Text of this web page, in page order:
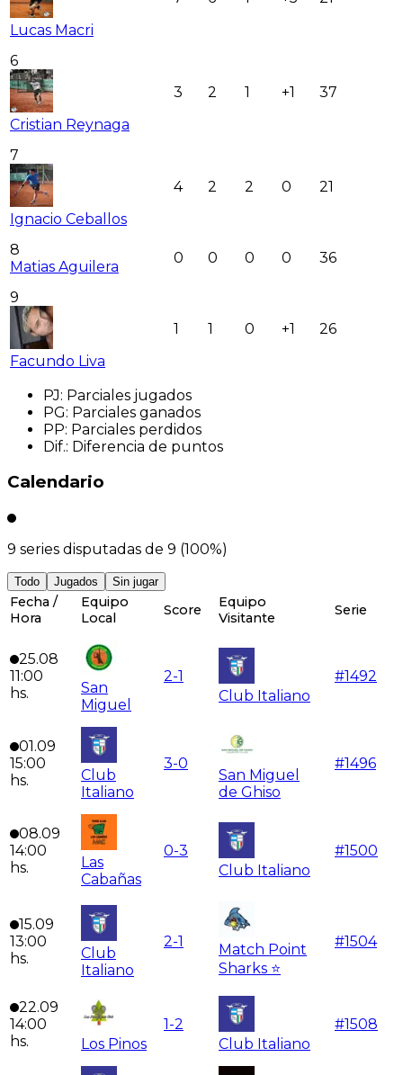
Lucas Macri
6
Cristian Reynaga
3 2 1 +1 37
7
Ignacio Ceballos
4 2 2 0 21
8
Matias Aguilera
0 0 0 0 36
9
Facundo Liva
1 1 0 +1 26
PJ: Parciales jugados
PG: Parciales ganados
PP: Parciales perdidos
Dif.: Diferencia de puntos
Calendario
9 series disputadas de 9 (100%)
Todo Jugados Sin jugar
Fecha /
Hora
Equipo
Local
Score
Equipo
Visitante
Serie
25.08
11:00
hs.
San
Miguel
2-1
Club Italiano
#1492
01.09
15:00
hs.
Club
Italiano
3-0
San Miguel
de Ghiso
#1496
08.09
14:00
hs.
Las
Cabañas
0-3
Club Italiano
#1500
15.09
13:00
hs.
Club
Italiano
2-1
Match Point
Sharks ⭐
#1504
22.09
14:00
hs.
Los Pinos
1-2
Club Italiano
#1508